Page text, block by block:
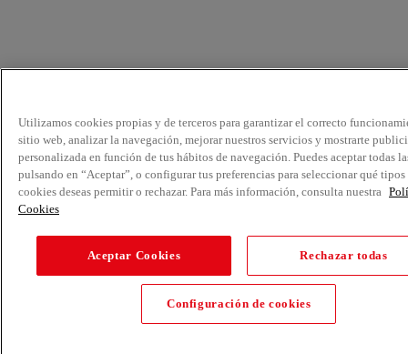
Utilizamos cookies propias y de terceros para garantizar el correcto
sitio web, analizar la navegación, mejorar nuestros servicios y mostrarte
personalizada en función de tus hábitos de navegación. Puedes aceptar todas
pulsando en “Aceptar”, o configurar tus preferencias para seleccionar qué tipos
cookies deseas permitir o rechazar. Para más información, consulta nuestra
Cookies
Aceptar Cookies Rechazar todas
Configuración de cookies